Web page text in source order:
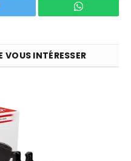
Twitter WhatsApp
VOUS INTÉRESSER